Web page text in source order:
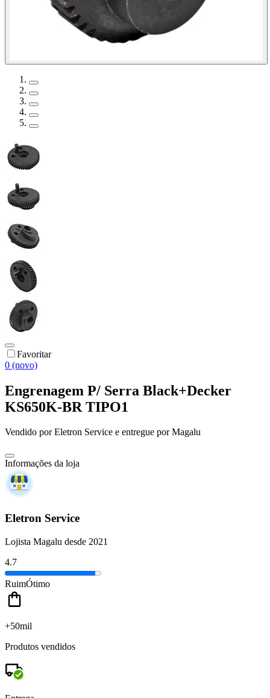
Favoritar
0 (novo)
Engrenagem P/ Serra Black+Decker
KS650K-BR TIPO1
Vendido porEletron Service e entregue por Magalu
Informações da loja
Eletron Service
Lojista Magalu desde 2021
4.7
RuimÓtimo
+50mil
Produtos vendidos